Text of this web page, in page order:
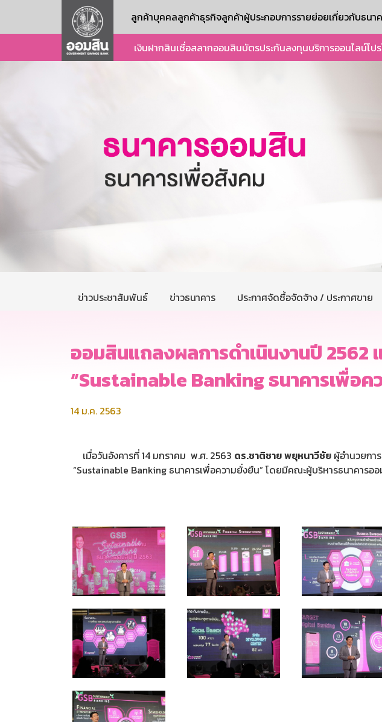
ลูกค้าบุคคลลูกค้าธุรกิจลูกค้าผู้ประกอบการรายย่อยเกี่ยวกับธนา
เงินฝากสินเชื่อสลากออมสินบัตรประกันลงทุนบริการออนไลน์โป
ข่าวประชาสัมพันธ์ ข่าวธนาคาร ประกาศจัดซื้อจัดจ้าง / ประกาศขาย
ออมสินแถลงผลการดำเนินงานปี 2562
“Sustainable Banking ธนาคารเพื่อค
14 ม.ค. 2563
เมื่อวันอังคารที่ 14 มกราคม พ.ศ. 2563 ดร.ชาติชายพยุหนาวีชัย ผู้อำนวยกา
“Sustainable Banking ธนาคารเพื่อความยั่งยืน” โดยมีคณะผู้บริหารธนาคาร